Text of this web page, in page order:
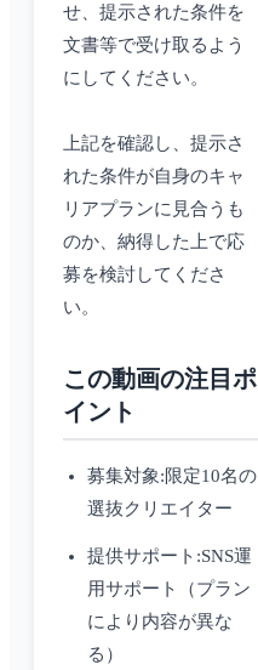
せ、提示された条件を
文書等で受け取るよう
にしてください。
上記を確認し、提示さ
れた条件が自身のキャ
リアプランに見合うも
のか、納得した上で応
募を検討してくださ
い。
この動画の注目ポ
イント
募集対象:限定10名の
選抜クリエイター
提供サポート:SNS運
用サポート（プラン
により内容が異な
る）